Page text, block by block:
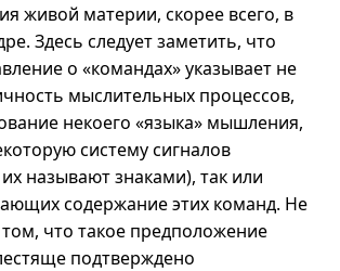
живой материи, скорее всего, в
Здесь следует заметить, что
о «командах» указывает не
мыслительных процессов,
некоего «языка» мышления,
систему сигналов
называют знаками), так или
содержание этих команд. Не
что такое предположение
подтверждено